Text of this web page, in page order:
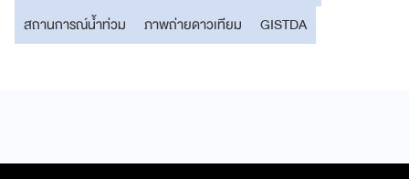
สถานการณ์น้ำท่วม
ภาพถ่ายดาวเทียม GISTDA